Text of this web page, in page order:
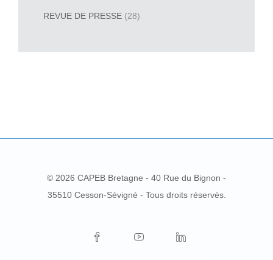
REVUE DE PRESSE (28)
© 2026 CAPEB Bretagne - 40 Rue du Bignon -
35510 Cesson-Sévigné - Tous droits réservés.